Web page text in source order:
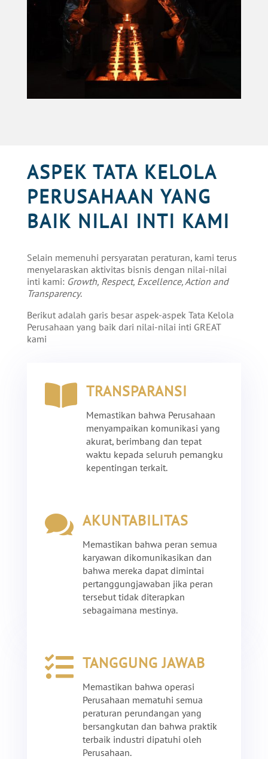
ASPEK TATA KELOLA
PERUSAHAAN YANG
BAIK NILAI INTI KAMI
Selain memenuhi persyaratan peraturan, kami terus
menyelaraskan aktivitas bisnis dengan nilai-nilai
inti kami: Growth, Respect, Excellence, Action and
Transparency.
Berikut adalah garis besar aspek-aspek Tata Kelola
Perusahaan yang baik dari nilai-nilai inti GREAT
kami
 TRANSPARANSI
Memastikan bahwa Perusahaan
menyampaikan komunikasi yang
akurat, berimbang dan tepat
waktu kepada seluruh pemangku
kepentingan terkait.
 AKUNTABILITAS
Memastikan bahwa peran semua
karyawan dikomunikasikan dan
bahwa mereka dapat dimintai
pertanggungjawaban jika peran
tersebut tidak diterapkan
sebagaimana mestinya.
 TANGGUNG JAWAB
Memastikan bahwa operasi
Perusahaan mematuhi semua
peraturan perundangan yang
bersangkutan dan bahwa praktik
terbaik industri dipatuhi oleh
Perusahaan.